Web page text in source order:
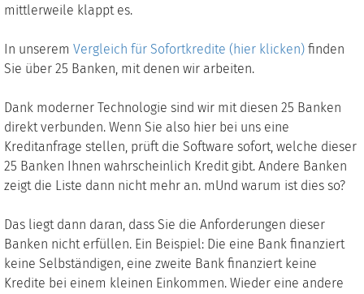
mittlerweile klappt es.
In unserem Vergleich für Sofortkredite (hier klicken) finden
Sie über 25 Banken, mit denen wir arbeiten.
Dank moderner Technologie sind wir mit diesen 25 Banken
direkt verbunden. Wenn Sie also hier bei uns eine
Kreditanfrage stellen, prüft die Software sofort, welche dieser
25 Banken Ihnen wahrscheinlich Kredit gibt. Andere Banken
zeigt die Liste dann nicht mehr an. mUnd warum ist dies so?
Das liegt dann daran, dass Sie die Anforderungen dieser
Banken nicht erfüllen. Ein Beispiel: Die eine Bank finanziert
keine Selbständigen, eine zweite Bank finanziert keine
Kredite bei einem kleinen Einkommen. Wieder eine andere